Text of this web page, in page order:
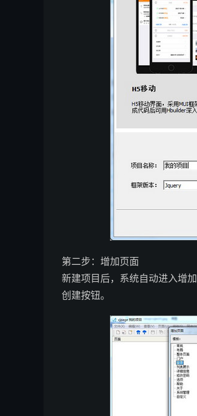
第二步：增加页面
新建项目后，系统自动进入增
创建按钮。